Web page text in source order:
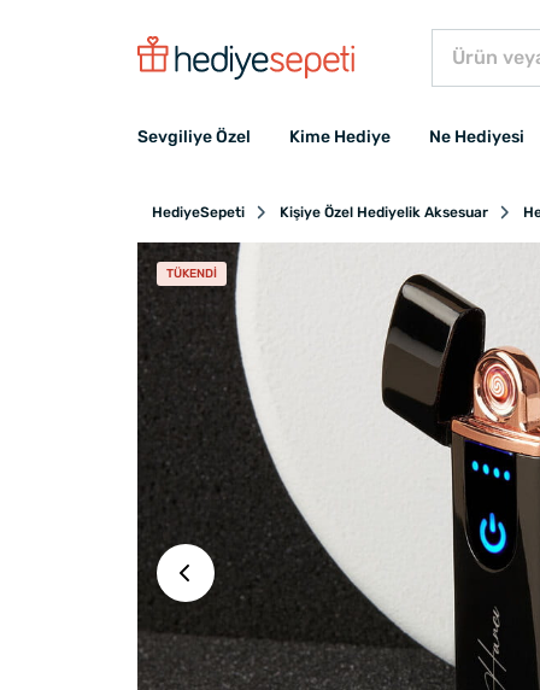
Sevgiliye Özel Kime Hediye Ne Hediyesi
HediyeSepeti Kişiye Özel Hediyelik Aksesuar
TÜKENDI